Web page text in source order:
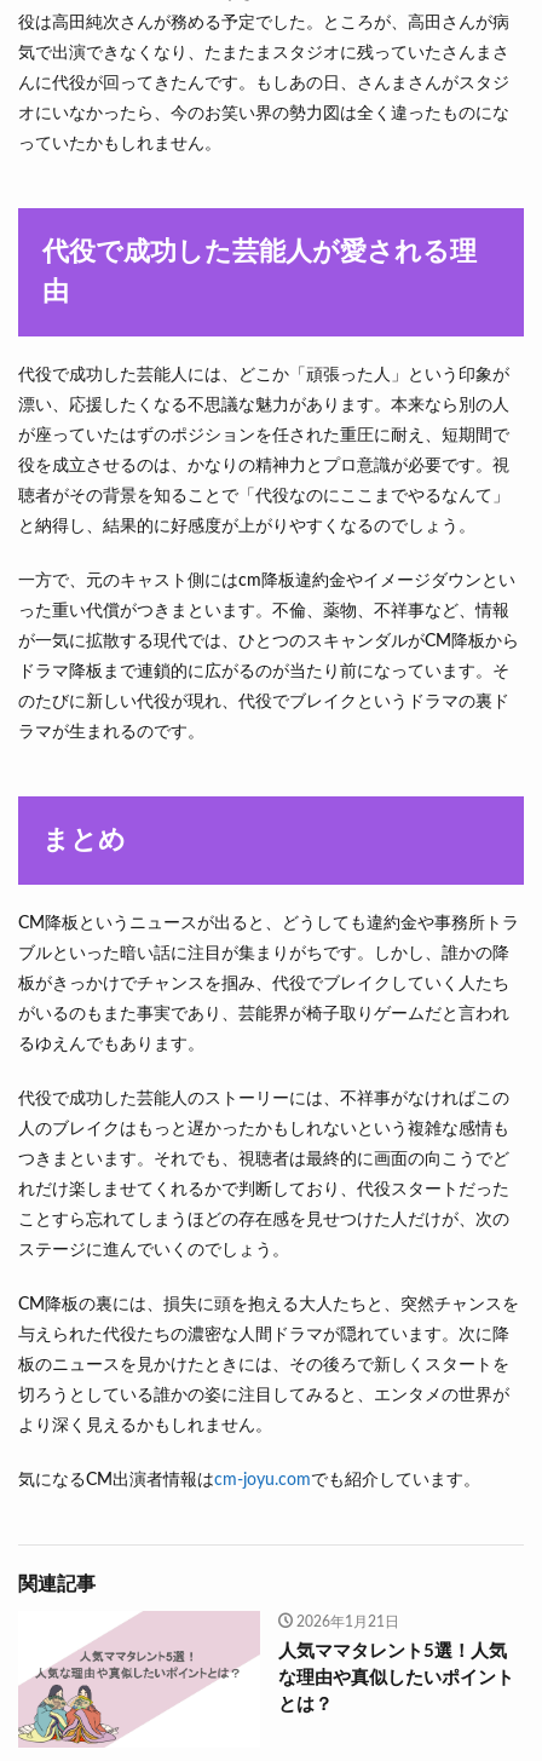
役は高田純次さんが務める予定でした。ところが、高田さんが病
気で出演できなくなり、たまたまスタジオに残っていたさんまさ
んに代役が回ってきたんです。もしあの日、さんまさんがスタジ
オにいなかったら、今のお笑い界の勢力図は全く違ったものにな
っていたかもしれません。
代役で成功した芸能人が愛される理
由
代役で成功した芸能人には、どこか「頑張った人」という印象が
漂い、応援したくなる不思議な魅力があります。本来なら別の人
が座っていたはずのポジションを任された重圧に耐え、短期間で
役を成立させるのは、かなりの精神力とプロ意識が必要です。視
聴者がその背景を知ることで「代役なのにここまでやるなんて」
と納得し、結果的に好感度が上がりやすくなるのでしょう。
一方で、元のキャスト側にはcm降板違約金やイメージダウンとい
った重い代償がつきまといます。不倫、薬物、不祥事など、情報
が一気に拡散する現代では、ひとつのスキャンダルがCM降板から
ドラマ降板まで連鎖的に広がるのが当たり前になっています。そ
のたびに新しい代役が現れ、代役でブレイクというドラマの裏ド
ラマが生まれるのです。
まとめ
CM降板というニュースが出ると、どうしても違約金や事務所トラ
ブルといった暗い話に注目が集まりがちです。しかし、誰かの降
板がきっかけでチャンスを掴み、代役でブレイクしていく人たち
がいるのもまた事実であり、芸能界が椅子取りゲームだと言われ
るゆえんでもあります。
代役で成功した芸能人のストーリーには、不祥事がなければこの
人のブレイクはもっと遅かったかもしれないという複雑な感情も
つきまといます。それでも、視聴者は最終的に画面の向こうでど
れだけ楽しませてくれるかで判断しており、代役スタートだった
ことすら忘れてしまうほどの存在感を見せつけた人だけが、次の
ステージに進んでいくのでしょう。
CM降板の裏には、損失に頭を抱える大人たちと、突然チャンスを
与えられた代役たちの濃密な人間ドラマが隠れています。次に降
板のニュースを見かけたときには、その後ろで新しくスタートを
切ろうとしている誰かの姿に注目してみると、エンタメの世界が
より深く見えるかもしれません。
気になるCM出演者情報はcm-joyu.comでも紹介しています。
関連記事
2026年1月21日
人気ママタレント5選！人気
な理由や真似したいポイント
とは？